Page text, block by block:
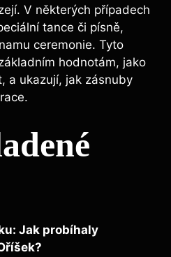
V některých případech
tance či písně,
ceremonie. Tyto
hodnotám, jako
a ukazují, jak zásnuby
Jak probíhaly